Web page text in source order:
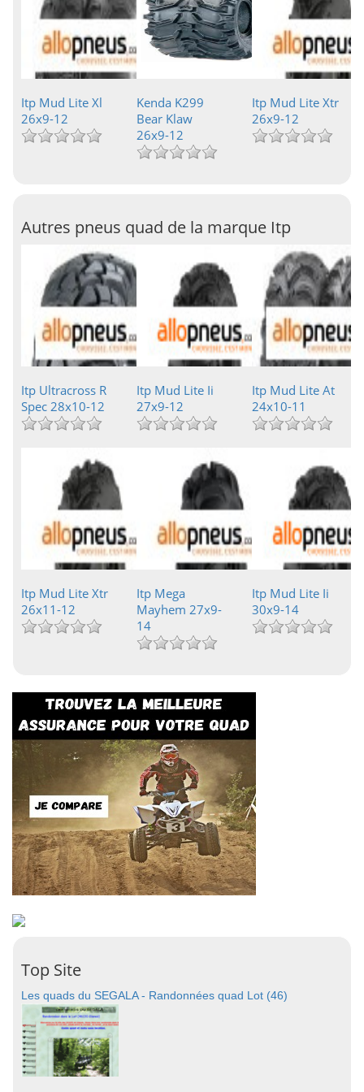
Itp Mud Lite Xl
26x9-12
Kenda K299
Bear Klaw
26x9-12
Itp Mud Lite Xtr
26x9-12
Autres pneus quad de la marque Itp
Itp Ultracross R
Spec 28x10-12
Itp Mud Lite Ii
27x9-12
Itp Mud Lite At
24x10-11
Itp Mud Lite Xtr
26x11-12
Itp Mega
Mayhem 27x9-
14
Itp Mud Lite Ii
30x9-14
Top Site
Les quads du SEGALA - Randonnées quad Lot (46)